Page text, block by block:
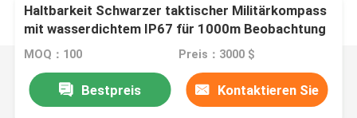
Haltbarkeit Schwarzer taktischer Militärkompass
mit wasserdichtem IP67 für 1000m Beobachtung
MOQ：100 Preis：3000 $
Bestpreis Kontaktieren Sie